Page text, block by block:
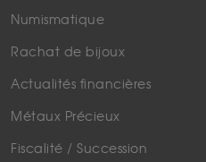
Numismatique
Rachat de bijoux
Actualités financières
Métaux Précieux
Fiscalité / Succession